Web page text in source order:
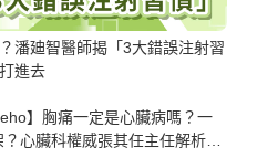
潘廸智醫師揭「3大錯誤注射習
進去
】胸痛一定是心臟病嗎？一
心臟科權威張其任主任解析支